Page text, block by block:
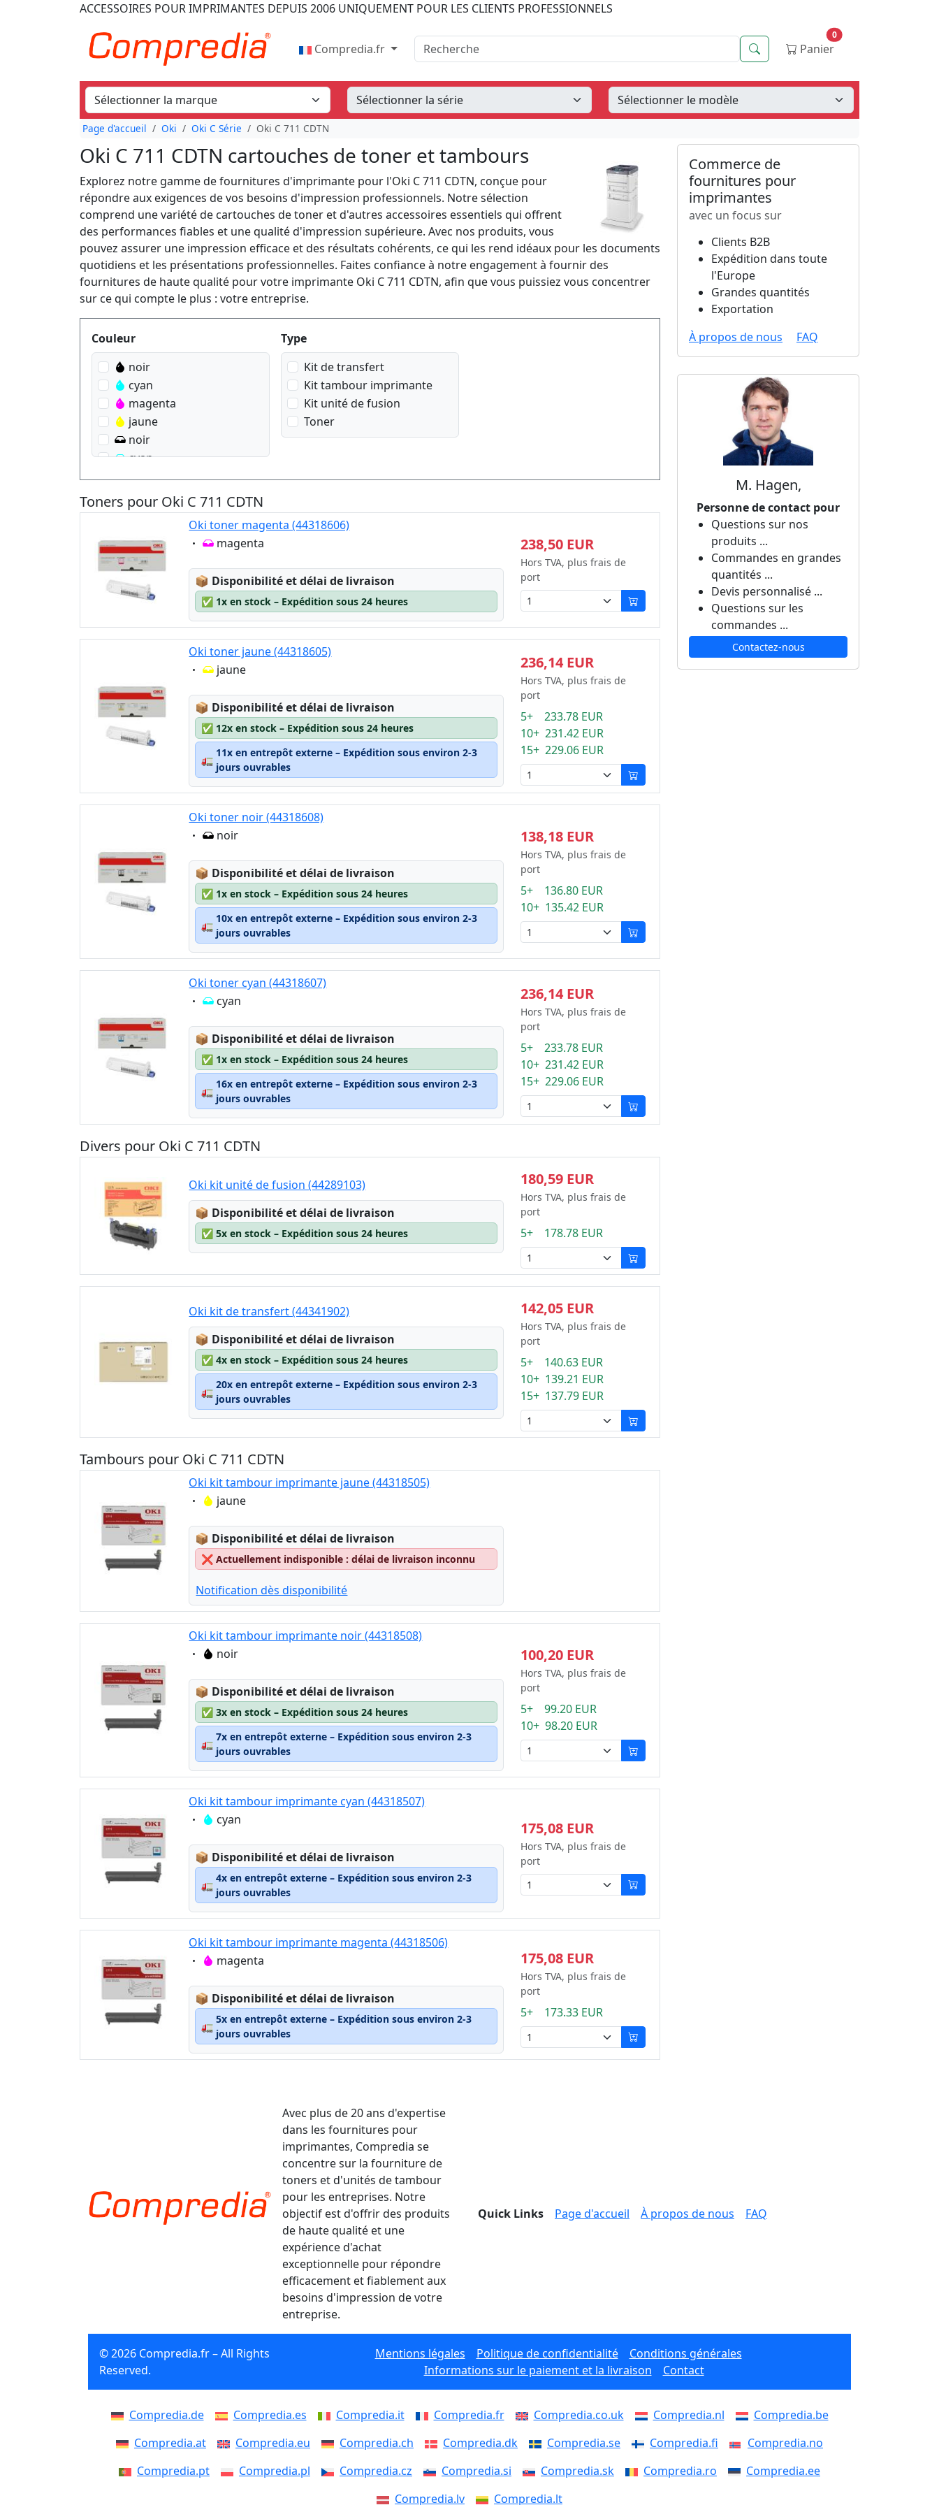
ACCESSOIRES POUR IMPRIMANTES DEPUIS 2006 UNIQUEMENT POUR LES CLIENTS PROFESSIONNELS
Compredia.fr Recherche RecherchePanier
0
Page d'accueil Oki Oki C Série Oki C 711 CDTN
Oki C 711 CDTN cartouches de toner et tambours
Explorez notre gamme de fournitures d'imprimante pour l'Oki C 711 CDTN, conçue pour
répondre aux exigences de vos besoins d'impression professionnels. Notre sélection
comprend une variété de cartouches de toner et d'autres accessoires essentiels qui offrent
des performances fiables et une qualité d'impression supérieure. Avec nos produits, vous
pouvez assurer une impression efficace et des résultats cohérents, ce qui les rend idéaux pour les documents
quotidiens et les présentations professionnelles. Faites confiance à notre engagement à fournir des
fournitures de haute qualité pour votre imprimante Oki C 711 CDTN, afin que vous puissiez vous concentrer
sur ce qui compte le plus : votre entreprise.
Produktfilter
Couleur
noir
cyan
magenta
jaune
noir
cyan
magenta
Type
Kit de transfert
Kit tambour imprimante
Kit unité de fusion
Toner
Toners pour Oki C 711 CDTN
Oki toner magenta (44318606)
Eigenschaft:
magenta
📦 Lagerstatus:
Disponibilité et délai de livraison
✅ 1x en stock – Expédition sous 24 heures
238,50 EUR
Hors TVA, plus frais de
port
Oki toner jaune (44318605)
Eigenschaft:
jaune
📦 Lagerstatus:
Disponibilité et délai de livraison
✅ 12x en stock – Expédition sous 24 heures
🚛
11x en entrepôt externe – Expédition sous environ 2-3
jours ouvrables
236,14 EUR
Hors TVA, plus frais de
port
5+ 233.78 EUR
10+ 231.42 EUR
15+ 229.06 EUR
Oki toner noir (44318608)
Eigenschaft:
noir
📦 Lagerstatus:
Disponibilité et délai de livraison
✅ 1x en stock – Expédition sous 24 heures
🚛
10x en entrepôt externe – Expédition sous environ 2-3
jours ouvrables
138,18 EUR
Hors TVA, plus frais de
port
5+ 136.80 EUR
10+ 135.42 EUR
Oki toner cyan (44318607)
Eigenschaft:
cyan
📦 Lagerstatus:
Disponibilité et délai de livraison
✅ 1x en stock – Expédition sous 24 heures
🚛
16x en entrepôt externe – Expédition sous environ 2-3
jours ouvrables
236,14 EUR
Hors TVA, plus frais de
port
5+ 233.78 EUR
10+ 231.42 EUR
15+ 229.06 EUR
Divers pour Oki C 711 CDTN
Oki kit unité de fusion (44289103)
📦 Lagerstatus:
Disponibilité et délai de livraison
✅ 5x en stock – Expédition sous 24 heures
180,59 EUR
Hors TVA, plus frais de
port
5+ 178.78 EUR
Oki kit de transfert (44341902)
📦 Lagerstatus:
Disponibilité et délai de livraison
✅ 4x en stock – Expédition sous 24 heures
🚛
20x en entrepôt externe – Expédition sous environ 2-3
jours ouvrables
142,05 EUR
Hors TVA, plus frais de
port
5+ 140.63 EUR
10+ 139.21 EUR
15+ 137.79 EUR
Tambours pour Oki C 711 CDTN
Oki kit tambour imprimante jaune (44318505)
Eigenschaft:
jaune
📦 Lagerstatus:
Disponibilité et délai de livraison
❌ Actuellement indisponible : délai de livraison inconnu
Notification dès disponibilité
Oki kit tambour imprimante noir (44318508)
Eigenschaft:
noir
📦 Lagerstatus:
Disponibilité et délai de livraison
✅ 3x en stock – Expédition sous 24 heures
🚛
7x en entrepôt externe – Expédition sous environ 2-3
jours ouvrables
100,20 EUR
Hors TVA, plus frais de
port
5+ 99.20 EUR
10+ 98.20 EUR
Oki kit tambour imprimante cyan (44318507)
Eigenschaft:
cyan
📦 Lagerstatus:
Disponibilité et délai de livraison
🚛
4x en entrepôt externe – Expédition sous environ 2-3
jours ouvrables
175,08 EUR
Hors TVA, plus frais de
port
Oki kit tambour imprimante magenta (44318506)
Eigenschaft:
magenta
📦 Lagerstatus:
Disponibilité et délai de livraison
🚛
5x en entrepôt externe – Expédition sous environ 2-3
jours ouvrables
175,08 EUR
Hors TVA, plus frais de
port
5+ 173.33 EUR
Commerce de
fournitures pour
imprimantes
avec un focus sur
Clients B2B
Expédition dans toute
l'Europe
Grandes quantités
Exportation
À propos de nous
FAQ
M. Hagen,
Personne de contact pour
Questions sur nos
produits ...
Commandes en grandes
quantités ...
Devis personnalisé ...
Questions sur les
commandes ...
Contactez-nous
Avec plus de 20 ans d'expertise
dans les fournitures pour
imprimantes, Compredia se
concentre sur la fourniture de
toners et d'unités de tambour
pour les entreprises. Notre
objectif est d'offrir des produits
de haute qualité et une
expérience d'achat
exceptionnelle pour répondre
efficacement et fiablement aux
besoins d'impression de votre
entreprise.
Quick Links Page d'accueil À propos de nous FAQ
© 2026 Compredia.fr – All Rights
Reserved.
Mentions légales Politique de confidentialité
Conditions générales
Informations sur le paiement et la livraison
Contact
Compredia.de Compredia.es Compredia.it Compredia.fr Compredia.co.uk Compredia.nl
Compredia.be
Compredia.at
Compredia.eu Compredia.ch Compredia.dk Compredia.se Compredia.fi
Compredia.no
Compredia.pt
Compredia.pl Compredia.cz Compredia.si Compredia.sk Compredia.ro
Compredia.ee
Compredia.lv
Compredia.lt